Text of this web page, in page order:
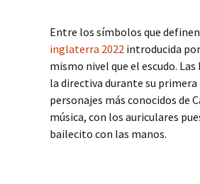
Entre los símbolos que
inglaterra 2022 introducida
mismo nivel que el escudo.
la directiva durante su
personajes más conocidos de
música, con los auriculares
bailecito con las manos.